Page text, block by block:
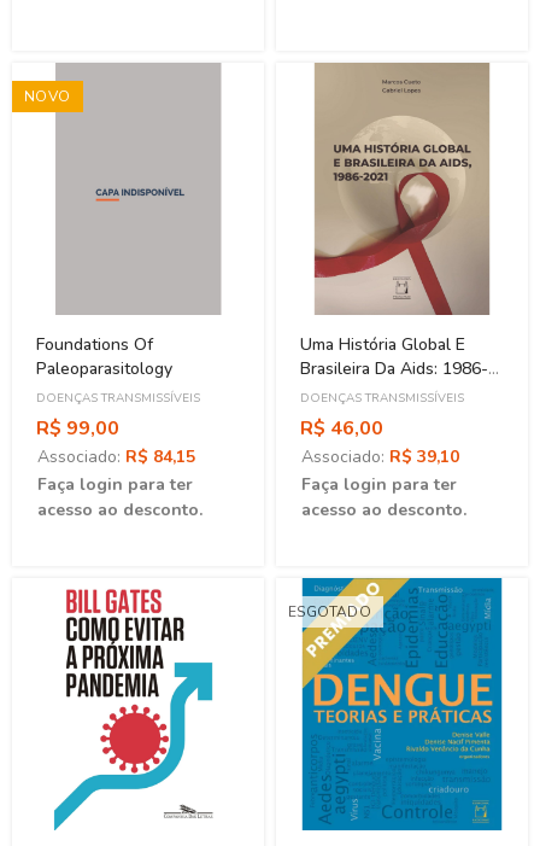
NOVO
Foundations Of
Paleoparasitology
DOENÇAS TRANSMISSÍVEIS
R$ 99,00
Associado: R$ 84,15
Faça login para ter
acesso ao desconto.
Uma História Global E
Brasileira Da Aids: 1986-
2021
DOENÇAS TRANSMISSÍVEIS
R$ 46,00
Associado: R$ 39,10
Faça login para ter
acesso ao desconto.
ESGOTADO